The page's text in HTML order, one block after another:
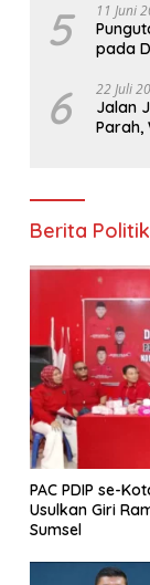
5 11 Juni
pada
6 22 Juli
Jalan
Parah,
Berita Politik
PAC PDIP se-
Usulkan Giri
Sumsel